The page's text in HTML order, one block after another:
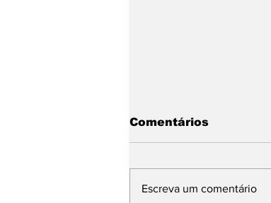
Comentários
Escreva um comentário